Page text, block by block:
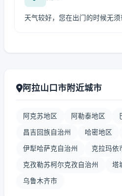
天气较好，您在出门的时候无须
阿拉山口市附近城市
阿克苏地区 阿勒泰地区
昌吉回族自治州 哈密地区
伊犁哈萨克自治州 克拉玛依
克孜勒苏柯尔克孜自治州 塔
乌鲁木齐市